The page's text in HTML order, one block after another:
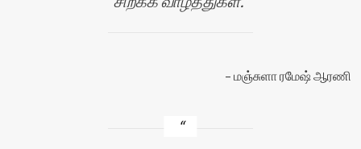
மஞ்சுளா ரமேஷ் ஆரணி